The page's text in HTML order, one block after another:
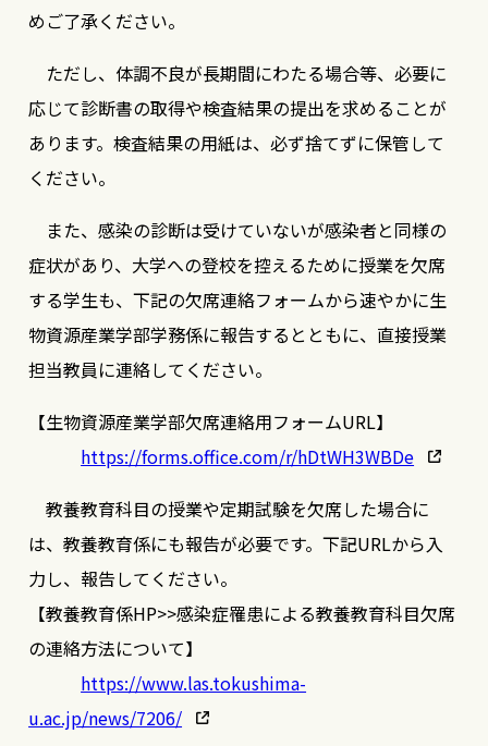
めご了承ください。
ただし、体調不良が長期間にわたる場合等、必要に
応じて診断書の取得や検査結果の提出を求めることが
あります。検査結果の用紙は、必ず捨てずに保管して
ください。
また、感染の診断は受けていないが感染者と同様の
症状があり、大学への登校を控えるために授業を欠席
する学生も、下記の欠席連絡フォームから速やかに生
物資源産業学部学務係に報告するとともに、直接授業
担当教員に連絡してください。
【生物資源産業学部欠席連絡用フォームURL】
https://forms.office.com/r/hDtWH3WBDe
教養教育科目の授業や定期試験を欠席した場合に
は、教養教育係にも報告が必要です。下記URLから入
力し、報告してください。
【教養教育係HP>>感染症罹患による教養教育科目欠席
の連絡方法について】
https://www.las.tokushima-
u.ac.jp/news/7206/